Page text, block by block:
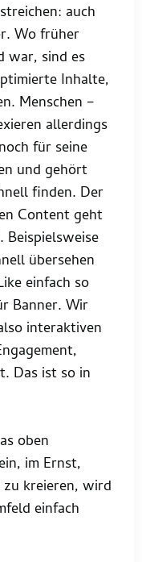
auch
Wo früher
war, sind es
Inhalte,
Menschen –
allerdings
für seine
und gehört
finden. Der
Content geht
Beispielsweise
übersehen
einfach so
Banner. Wir
interaktiven
Das ist so in
oben
im Ernst,
zu kreieren, wird
einfach